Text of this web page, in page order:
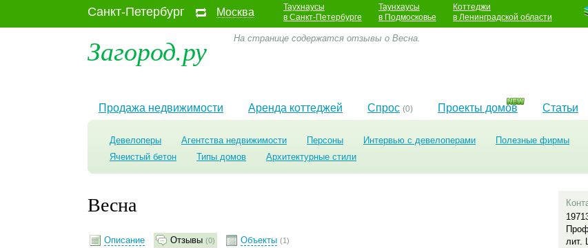
Санкт-Петербург Москва
Таухнаусы
в Санкт-Петербурге
Таунхаусы
в Подмосковье
Коттеджи
в Ленинградской области
Загород.ру На странице содержатся отзывы о Весна.
Продажа недвижимости Аренда коттеджей Спрос (0) Проекты домов Статьи
Девелоперы Агентства недвижимости Персоны Интервью с девелоперами
Полезные фирмы
Ячеистый бетон
Типы домов Архитектурные стили
Весна
Описание Отзывы (0) Объекты (1)
лит.